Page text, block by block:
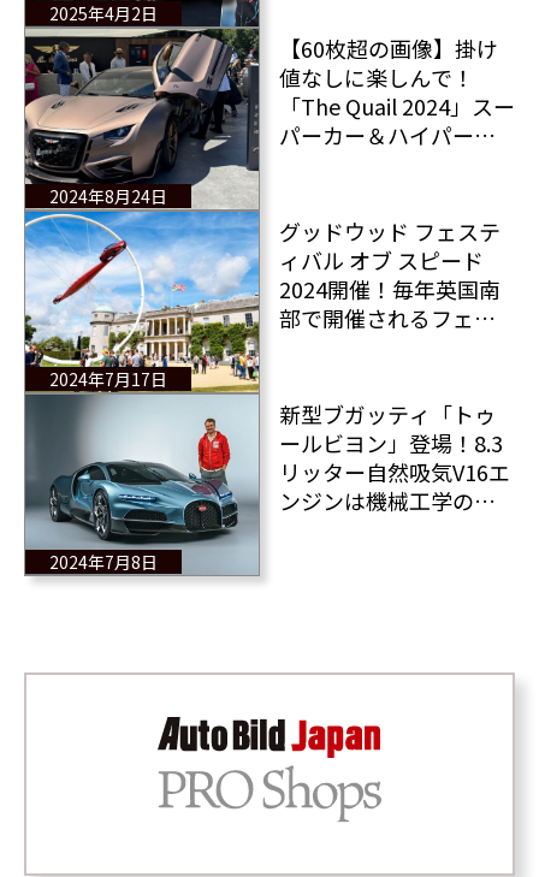
2025年4月2日
自分へのご褒美に購
入！
2024年8月24日
【60枚超の画像】掛け
値なしに楽しんで！
「The Quail 2024」スー
パーカー＆ハイパーカ
2024年7月17日
グッドウッド フェステ
ィバル オブ スピード
2024開催！毎年英国南
部で開催されるフェス
2024年7月8日
新型ブガッティ「トゥ
ールビヨン」登場！8.3
リッター自然吸気V16エ
ンジンは機械工学の芸